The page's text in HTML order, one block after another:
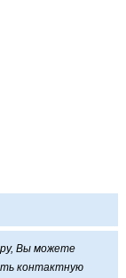
Вы можете
контактную